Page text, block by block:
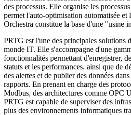
des processus. Elle organise les
permet l'auto-optimisation automatisée et
Orchestra constitue la base d'une "usine
PRTG est l'une des principales solutions
monde IT. Elle s'accompagne d'une
fonctionnalités permettant d'enregistrer,
statuts et les performances, ainsi que de
des alertes et de publier des données
rapports. En prenant en charge des
Modbus, des architectures comme OPC
PRTG est capable de superviser des
plus des environnements informatiques